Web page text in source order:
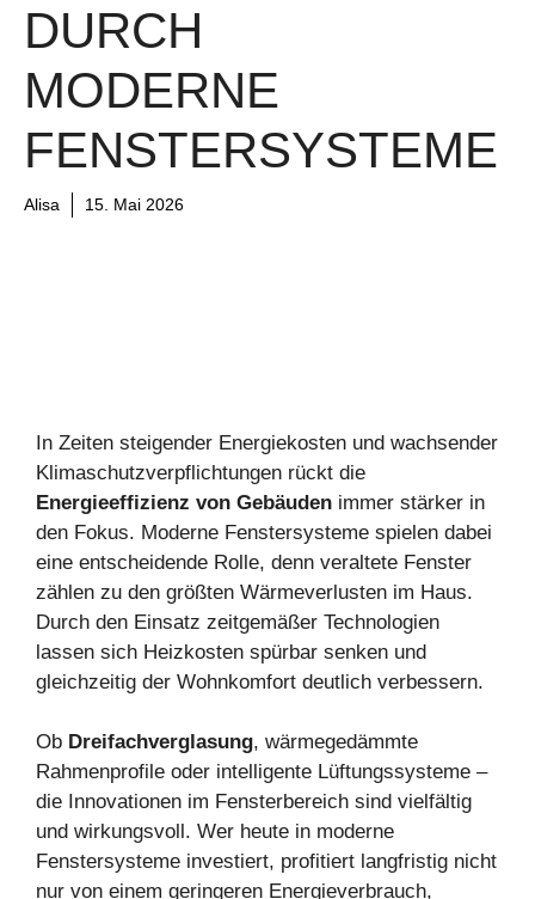
DURCH
MODERNE
FENSTERSYSTEME
Alisa 15. Mai 2026
In Zeiten steigender Energiekosten und wachsender
Klimaschutzverpflichtungen rückt die
Energieeffizienz von Gebäuden immer stärker in
den Fokus. Moderne Fenstersysteme spielen dabei
eine entscheidende Rolle, denn veraltete Fenster
zählen zu den größten Wärmeverlusten im Haus.
Durch den Einsatz zeitgemäßer Technologien
lassen sich Heizkosten spürbar senken und
gleichzeitig der Wohnkomfort deutlich verbessern.
Ob Dreifachverglasung, wärmegedämmte
Rahmenprofile oder intelligente Lüftungssysteme –
die Innovationen im Fensterbereich sind vielfältig
und wirkungsvoll. Wer heute in moderne
Fenstersysteme investiert, profitiert langfristig nicht
nur von einem geringeren Energieverbrauch,